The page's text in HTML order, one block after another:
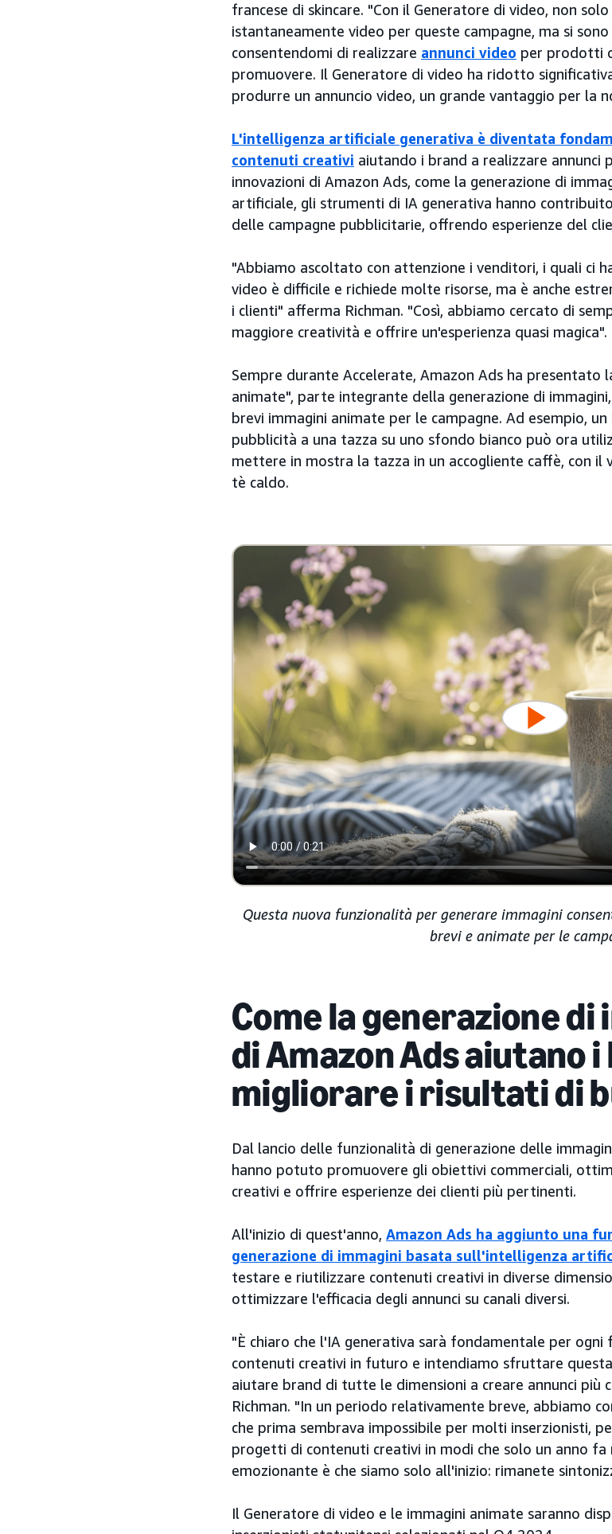
francese di skincare. "Con il Generatore di video, non
istantaneamente video per queste campagne, ma si
consentendomi di realizzare annunci video per prodotti
promuovere. Il Generatore di video ha ridotto
produrre un annuncio video, un grande vantaggio per la
L'intelligenza artificiale generativa è diventata
contenuti creativi aiutando i brand a realizzare annunci
innovazioni di Amazon Ads, come la generazione di
artificiale, gli strumenti di IA generativa hanno
delle campagne pubblicitarie, offrendo esperienze del
"Abbiamo ascoltato con attenzione i venditori, i quali ci
video è difficile e richiede molte risorse, ma è anche
i clienti" afferma Richman. "Così, abbiamo cercato di
maggiore creatività e offrire un'esperienza quasi magica".
Sempre durante Accelerate, Amazon Ads ha presentato
animate", parte integrante della generazione di
brevi immagini animate per le campagne. Ad esempio,
pubblicità a una tazza su uno sfondo bianco può ora
mettere in mostra la tazza in un accogliente caffè, con il
tè caldo.
Questa nuova funzionalità per generare immagini
brevi e animate per le
Come la generazione di
di Amazon Ads aiutano
migliorare i risultati di
Dal lancio delle funzionalità di generazione delle
hanno potuto promuovere gli obiettivi commerciali,
creativi e offrire esperienze dei clienti più pertinenti.
All'inizio di quest'anno, Amazon Ads ha aggiunto una
generazione di immagini basata sull'intelligenza
testare e riutilizzare contenuti creativi in diverse
ottimizzare l'efficacia degli annunci su canali diversi.
"È chiaro che l'IA generativa sarà fondamentale per ogni
contenuti creativi in futuro e intendiamo sfruttare
aiutare brand di tutte le dimensioni a creare annunci più
Richman. "In un periodo relativamente breve, abbiamo
che prima sembrava impossibile per molti inserzionisti,
progetti di contenuti creativi in modi che solo un anno fa
emozionante è che siamo solo all'inizio: rimanete
Il Generatore di video e le immagini animate saranno